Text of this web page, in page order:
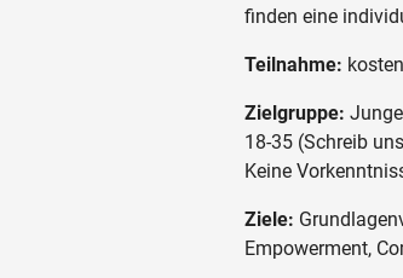
finden eine
Teilnahme:
Zielgruppe:
18-35 (Schreib
Keine
Ziele:
Empowerment,